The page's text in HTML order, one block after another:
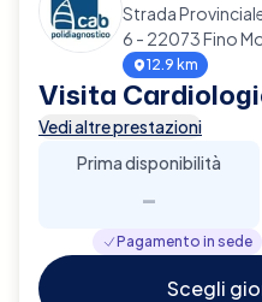
Strada
6 - 22073 Fino
12.9 km
Visita
Vedi altre prestazioni
Prima disponibilità
-
Pagamento in sede
Scegli